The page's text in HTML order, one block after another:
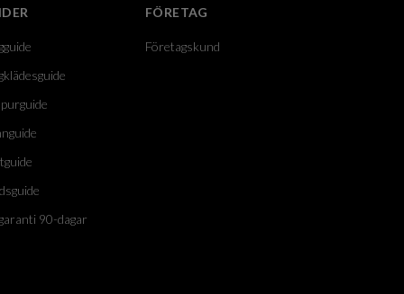
90-dagar
FÖRETAG
Företagskund